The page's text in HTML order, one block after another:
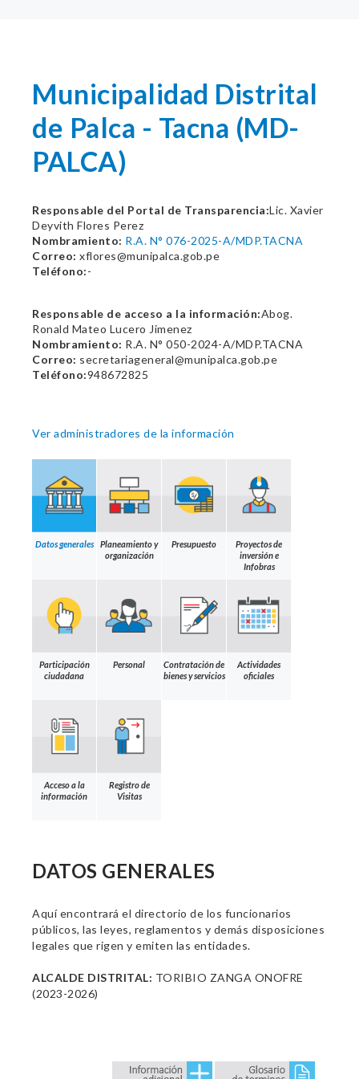
Municipalidad Distrital
de Palca - Tacna (MD-
PALCA)
Responsable del Portal de Transparencia:Lic. Xavier
Deyvith Flores Perez
Nombramiento: R.A. N° 076-2025-A/MDP.TACNA
Correo: xflores@munipalca.gob.pe
Teléfono:-
Responsable de acceso a la información:Abog.
Ronald Mateo Lucero Jimenez
Nombramiento: R.A. N° 050-2024-A/MDP.TACNA
Correo: secretariageneral@munipalca.gob.pe
Teléfono:948672825
Ver administradores de la información
Datos generales
Planeamiento y
organización
Presupuesto
Proyectos de
inversión e
Infobras
Participación
ciudadana
Personal
Contratación de
bienes y servicios
Actividades
oficiales
Acceso a la
información
Registro de
Visitas
DATOS GENERALES
Aquí encontrará el directorio de los funcionarios
públicos, las leyes, reglamentos y demás disposiciones
legales que rigen y emiten las entidades.
ALCALDE DISTRITAL: TORIBIO ZANGA ONOFRE
(2023-2026)